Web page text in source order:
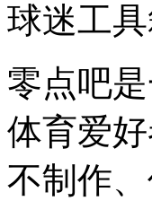
球迷工
零点吧
体育爱
不制作